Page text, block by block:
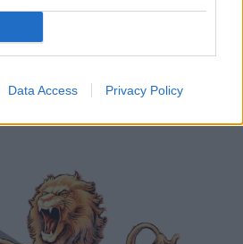
Data Access Privacy Policy
– USA klo 15:10 – näin katsot
TV:stä